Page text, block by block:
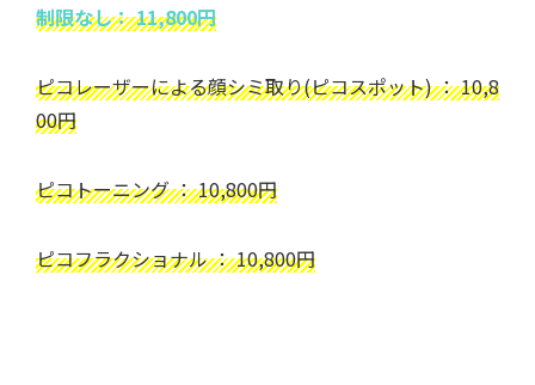
制限なし： 11,800円
ピコレーザーによる顔シミ取り(ピコスポット) ： 10,8
00円
ピコトーニング ： 10,800円
ピコフラクショナル ： 10,800円